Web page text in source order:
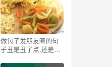
做包子发朋友圈的句
子丑是丑了点,还是能